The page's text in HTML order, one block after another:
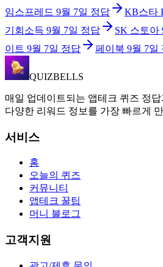
임스프레드 9월 7일 정답 KB스타
기회소득 9월 7일 정답 SK 스토아
이트 9월 7일 정답 페이북 9월 7일
QUIZBELLS
매일 업데이트되는 앱테크 퀴즈 정답
다양한 리워드 정보를 가장 빠르게
서비스
홈
오늘의 퀴즈
커뮤니티
앱테크 꿀팁
머니 블로그
고객지원